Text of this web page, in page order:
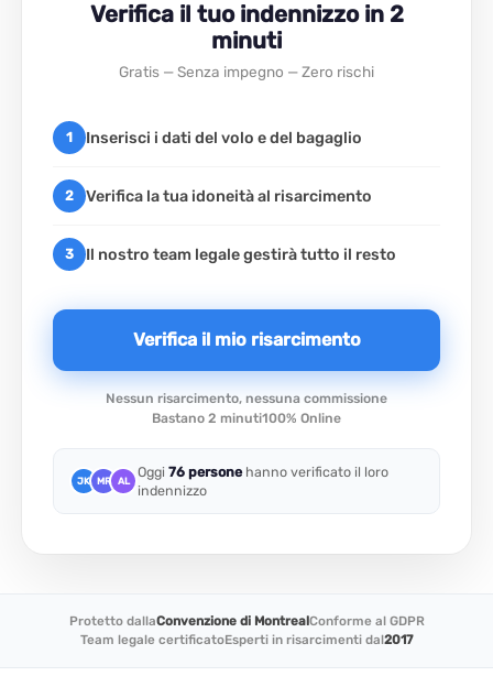
Verifica il tuo indennizzo in 2
minuti
Gratis — Senza impegno — Zero rischi
1 Inserisci i dati del volo e del bagaglio
2 Verifica la tua idoneità al risarcimento
3 Il nostro team legale gestirà tutto il resto
Verifica il mio risarcimento
Nessun risarcimento, nessuna commissione
Bastano 2 minuti100% Online
JK MR AL
Oggi 76 personehanno verificato il loro
indennizzo
Protetto dallaConvenzione di MontrealConforme al GDPR
Team legale certificatoEsperti in risarcimenti dal2017